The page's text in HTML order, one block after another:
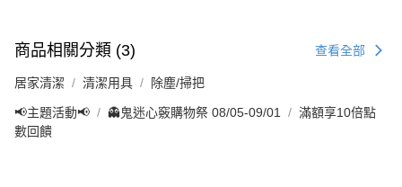
商品相關分類 (3) 查看全部
居家清潔 清潔用具 除塵/掃把
📢主題活動📢 👻鬼迷心竅購物祭 08/05-09/01
滿額享10倍點
數回饋